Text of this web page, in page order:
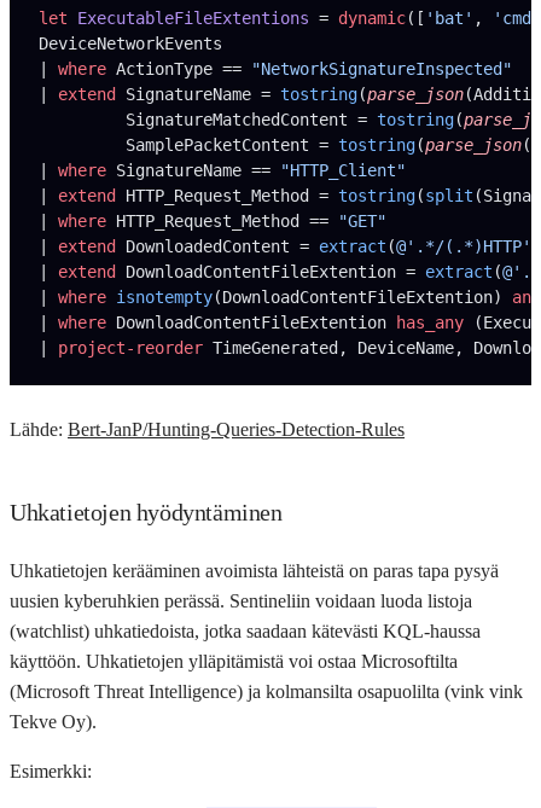
let ExecutableFileExtentions = dynamic([ 'bat' ,
'cmd'
DeviceNetworkEvents
| where ActionType ==
"NetworkSignatureInspected"
| extend SignatureName = tostring(parse_json
         SignatureMatchedContent =
tostring(
         SamplePacketContent =
tostring(parse_json
| where SignatureName ==
"HTTP_Client"
| extend HTTP_Request_Method = tostring(split
| where HTTP_Request_Method ==
"GET"
| extend DownloadedContent = extract (@'.*/(.*)HTTP'
| extend DownloadContentFileExtention = extract (
| where isnotempty(DownloadContentFileExtention) and
| where DownloadContentFileExtention has_any
| project-reorder TimeGenerated, DeviceName,
Lähde: Bert-JanP/Hunting-Queries-Detection-Rules
Uhkatietojen hyödyntäminen
Uhkatietojen kerääminen avoimista lähteistä on paras tapa pysyä
uusien kyberuhkien perässä. Sentineliin voidaan luoda listoja
(watchlist) uhkatiedoista, jotka saadaan kätevästi KQL-haussa
käyttöön. Uhkatietojen ylläpitämistä voi ostaa Microsoftilta
(Microsoft Threat Intelligence) ja kolmansilta osapuolilta (vink vink
Tekve Oy).
Esimerkki: